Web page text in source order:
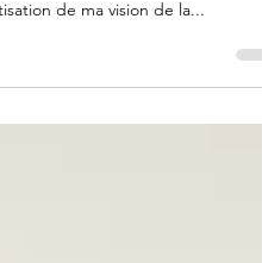
peux-tu m’expliquer en quelques